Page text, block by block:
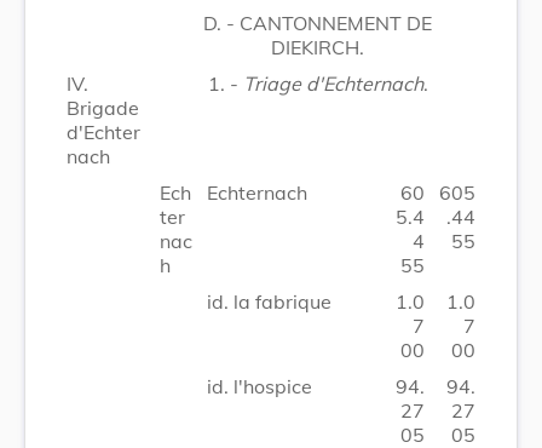
D. - CANTONNEMENT DE
DIEKIRCH.
IV.
Brigade
d'Echter
nach
1. - Triage d'Echternach.
Ech
ter
nac
h
Echternach
60
5.4
4
55
605
.44
55
id. la fabrique
1.0
7
00
1.0
7
00
id. l'hospice
94.
27
05
94.
27
05